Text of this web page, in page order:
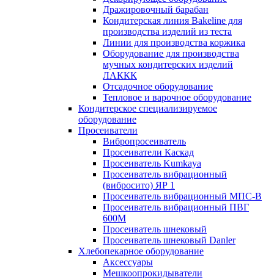
Дражировочный барабан
Кондитерская линия Bakeline для
производства изделий из теста
Линии для производства коржика
Оборудование для производства
мучных кондитерских изделий
ЛАККК
Отсадочное оборудование
Тепловое и варочное оборудование
Кондитерское специализируемое
оборудование
Просеиватели
Вибропросеиватель
Просеиватели Каскад
Просеиватель Kumkaya
Просеиватель вибрационный
(вибросито) ЯР 1
Просеиватель вибрационный МПС-В
Просеиватель вибрационный ПВГ
600М
Просеиватель шнековый
Просеиватель шнековый Danler
Хлебопекарное оборудование
Аксессуары
Мешкоопрокидыватели